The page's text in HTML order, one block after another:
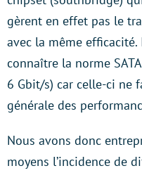
gèrent en effet pas le
avec la même
connaître la norme
6 Gbit/s) car celle-ci ne
générale des
Nous avons donc
moyens l’incidence de